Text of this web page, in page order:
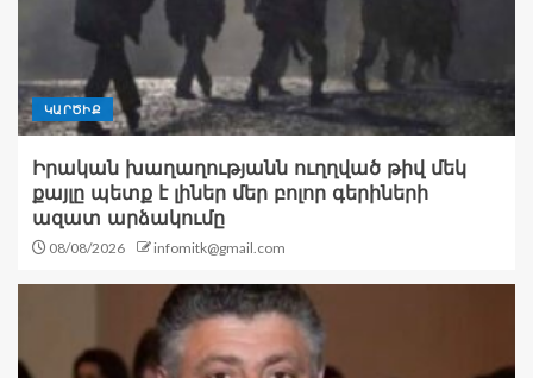
ԿԱՐԾԻՔ
Իրական խաղաղությանն ուղղված թիվ մեկ
քայլը պետք է լիներ մեր բոլոր գերիների
ազատ արձակումը
08/08/2026 infomitk@gmail.com